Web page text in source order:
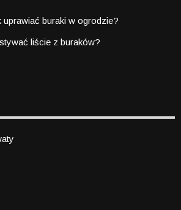
uprawiać buraki w ogrodzie?
liście z buraków?